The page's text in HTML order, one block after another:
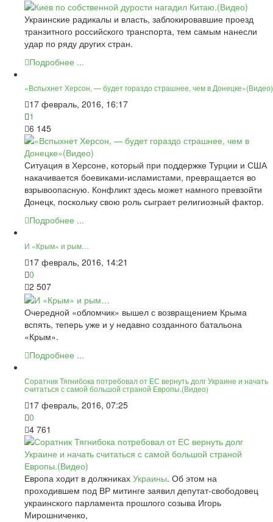
Украинские радикалы и власть, заблокировавшие проезд
транзитного российского транспорта, тем самым нанесли
удар по ряду других стран.
Подробнее ...
«Вспыхнет Херсон, — будет гораздо страшнее, чем в Донецке»(Видео)
17 февраль, 2016, 16:17
1
6 145
Ситуация в Херсоне, который при поддержке Турции и США
накачивается боевиками-исламистами, превращается во
взрывоопасную. Конфликт здесь может намного превзойти
Донецк, поскольку свою роль сыграет религиозный фактор.
Подробнее ...
И «Крым» и рым…
17 февраль, 2016, 14:21
0
2 507
Очередной «обломчик» вышел с возвращением Крыма
вспять, теперь уже и у недавно созданного батальона
«Крым».
Подробнее ...
Соратник Тягнибока потребовал от ЕС вернуть долг Украине и начать
считаться с самой большой страной Европы.(Видео)
17 февраль, 2016, 07:25
0
4 761
Европа ходит в должниках Украины. Об этом на
проходившем под ВР митинге заявил депутат-свободовец
украинского парламента прошлого созыва Игорь
Мирошниченко,